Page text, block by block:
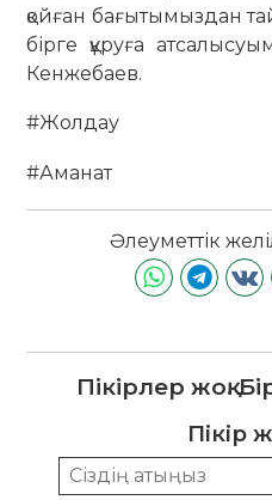
қойған бағытымыздан
бірге құруға
Кенжебаев.
#Жолдау
#Аманат
Әлеуметтік
Пікірлер жоқ.
Пікір